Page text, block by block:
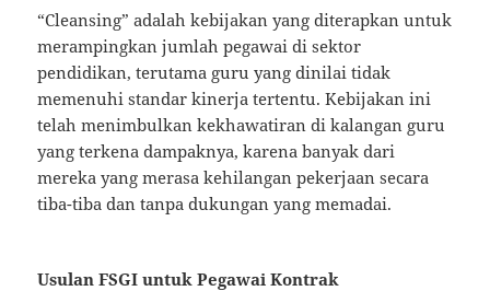
“Cleansing” adalah kebijakan yang diterapkan untuk
merampingkan jumlah pegawai di sektor
pendidikan, terutama guru yang dinilai tidak
memenuhi standar kinerja tertentu. Kebijakan ini
telah menimbulkan kekhawatiran di kalangan guru
yang terkena dampaknya, karena banyak dari
mereka yang merasa kehilangan pekerjaan secara
tiba-tiba dan tanpa dukungan yang memadai.
Usulan FSGI untuk Pegawai Kontrak